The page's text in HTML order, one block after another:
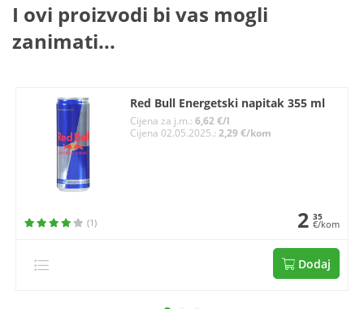
I ovi proizvodi bi vas mogli
zanimati...
Red Bull Energetski napitak 355 ml
Cijena za j.m.:6,62 €/l
Cijena 02.05.2025.:2,29 €/kom
(1) 2 35
€/kom
Dodaj